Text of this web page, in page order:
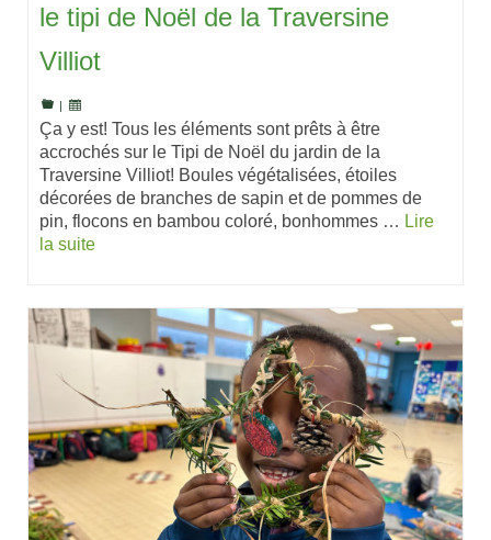
le tipi de Noël de la Traversine
Villiot
|
Ça y est! Tous les éléments sont prêts à être
accrochés sur le Tipi de Noël du jardin de la
Traversine Villiot! Boules végétalisées, étoiles
décorées de branches de sapin et de pommes de
pin, flocons en bambou coloré, bonhommes … Lire
la suite